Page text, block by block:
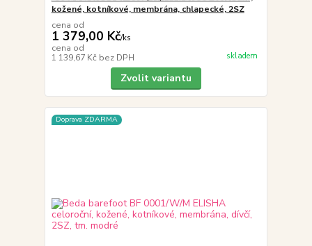
kožené, kotníkové, membrána, chlapecké, 2SZ
cena od
1 379,00 Kč/ks
cena od
1 139,67 Kč bez DPH skladem
Zvolit variantu
Doprava ZDARMA